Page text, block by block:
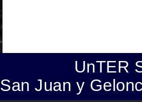
UnTER
San Juan y